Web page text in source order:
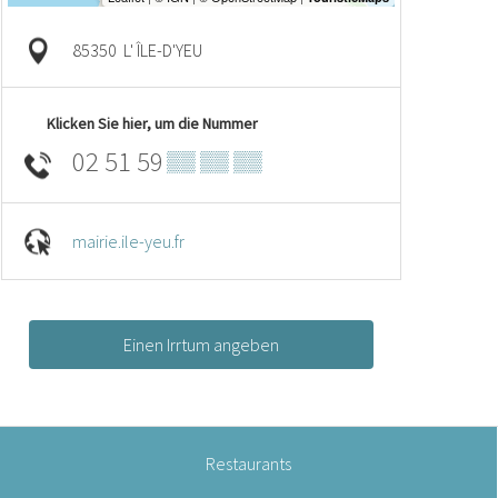
85350 L' ÎLE-D'YEU
Klicken Sie hier, um die Nummer
02 51 59 ▒▒ ▒▒ ▒▒
mairie.ile-yeu.fr
Einen Irrtum angeben
Restaurants